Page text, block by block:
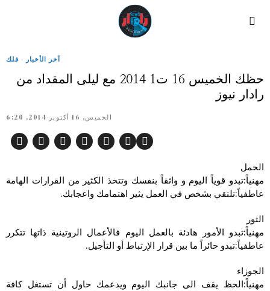
آخر الأخبار · فلك
حظك الخميس 16 ت1 2014 مع ليلى المقداد من
رادار نيوز
الخميس, 16 أكتوبر 2014, 6:20
الحمل
مهنياً:تبدو قوياً اليوم و واثقاً بنفسك وتتخذ الكثير من القرارات الهامة
عاطفياً:تلتقي بشخص في العمل يثير اهتمامك واعجابك.
الثور
مهنياً:تبدو الأمور هادئة بالعمل اليوم فالأعمال الروتينية ذاتها تتكرر
عاطفياً:تبدو حائراً ما بين قرار الإرتباط أو التأجيل.
الجوزاء
مهنياً:الحظ يقف الى جانبك اليوم ويدعمك حاول أن تستغل كافة